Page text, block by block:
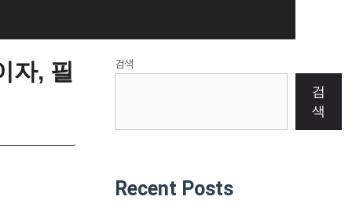
자, 필 검색
검
색
Recent Posts